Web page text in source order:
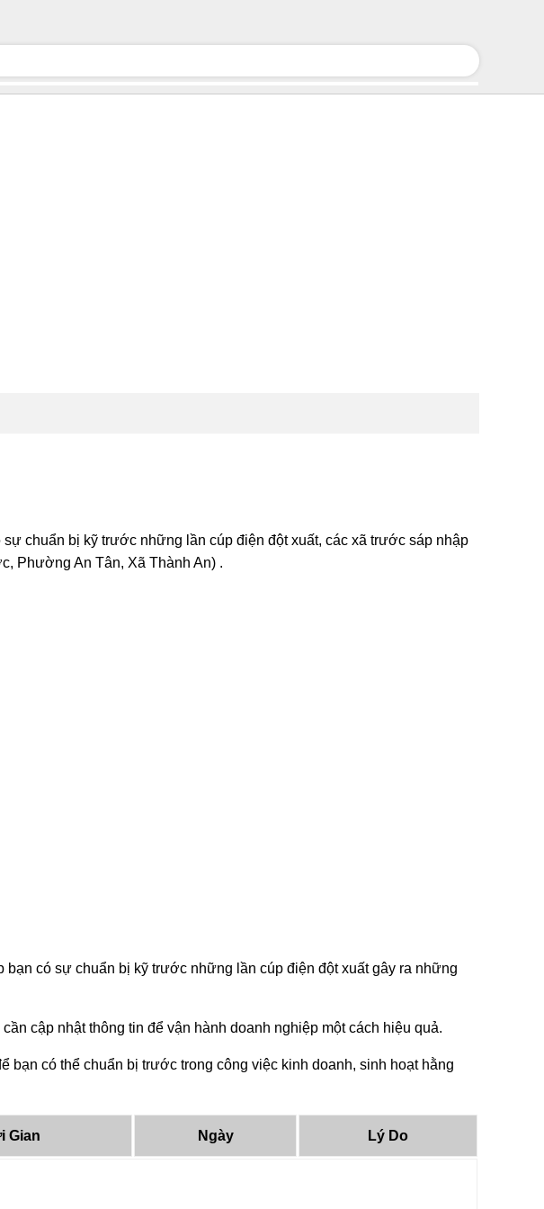
chuẩn bị kỹ trước những lần cúp điện đột xuất, các xã trước sáp nhập
Phường An Tân, Xã Thành An) .
có sự chuẩn bị kỹ trước những lần cúp điện đột xuất gây ra những
cập nhật thông tin để vận hành doanh nghiệp một cách hiệu quả.
bạn có thể chuẩn bị trước trong công việc kinh doanh, sinh hoạt hằng
Gian Ngày Lý Do